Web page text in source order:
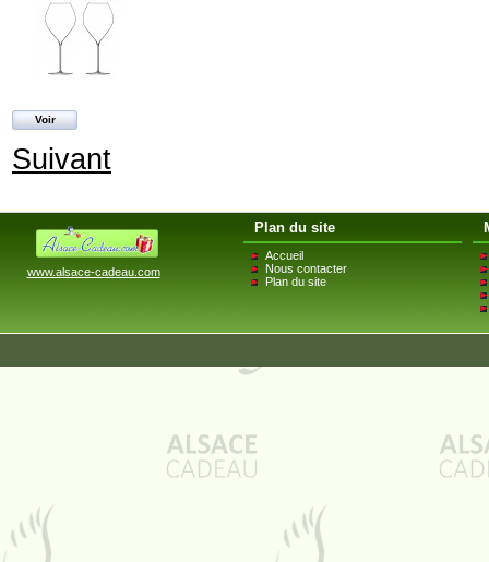
Voir
Suivant
www.alsace-cadeau.com
Plan du site
Accueil
Nous contacter
Plan du site